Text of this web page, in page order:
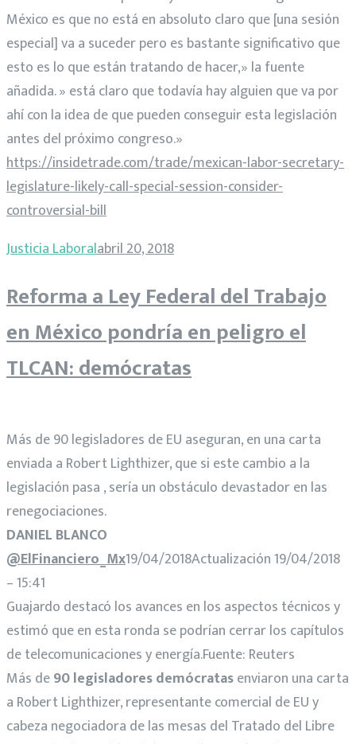
México es que no está en absoluto claro que [una sesión
especial] va a suceder pero es bastante significativo que
esto es lo que están tratando de hacer,» la fuente
añadida. » está claro que todavía hay alguien que va por
ahí con la idea de que pueden conseguir esta legislación
antes del próximo congreso.»
https://insidetrade.com/trade/mexican-labor-secretary-
legislature-likely-call-special-session-consider-
controversial-bill
Justicia Laboralabril 20, 2018
Reforma a Ley Federal del Trabajo
en México pondría en peligro el
TLCAN: demócratas
Más de 90 legisladores de EU aseguran, en una carta
enviada a Robert Lighthizer, que si este cambio a la
legislación pasa , sería un obstáculo devastador en las
renegociaciones.
DANIEL BLANCO
@ElFinanciero_Mx19/04/2018Actualización 19/04/2018
– 15:41
Guajardo destacó los avances en los aspectos técnicos y
estimó que en esta ronda se podrían cerrar los capítulos
de telecomunicaciones y energía.Fuente: Reuters
Más de90 legisladores demócratasenviaron una carta
a Robert Lighthizer, representante comercial de EU y
cabeza negociadora de las mesas del Tratado del Libre